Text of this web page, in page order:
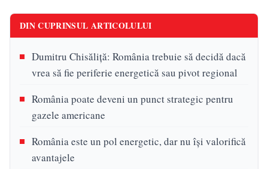
DIN CUPRINSUL ARTICOLULUI
Dumitru Chisăliță: România trebuie să decidă dacă
vrea să fie periferie energetică sau pivot regional
România poate deveni un punct strategic pentru
gazele americane
România este un pol energetic, dar nu își valorifică
avantajele